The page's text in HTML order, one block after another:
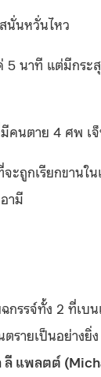
นั่นหวั่นไหว
5 นาที แต่มีกระ
คนตาย 4 ศพ เ
ะถูกเรียกขานใน
ามี
กรรจ์ทั้ง 2 ที่เบ
รายเป็นอย่างยิ่
ลี แพลตต์ (